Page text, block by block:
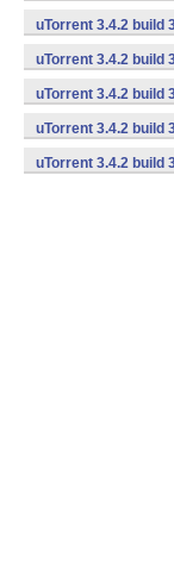
uTorrent 3.4.2 build
uTorrent 3.4.2 build
uTorrent 3.4.2 build
uTorrent 3.4.2 build
uTorrent 3.4.2 build